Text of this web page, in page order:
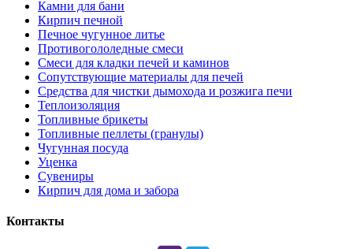
Камни для бани
Кирпич печной
Печное чугунное литье
Противогололедные смеси
Смеси для кладки печей и каминов
Сопутствующие материалы для печей
Средства для чистки дымохода и розжига печи
Теплоизоляция
Топливные брикеты
Топливные пеллеты (гранулы)
Чугунная посуда
Уценка
Сувениры
Кирпич для дома и забора
Контакты